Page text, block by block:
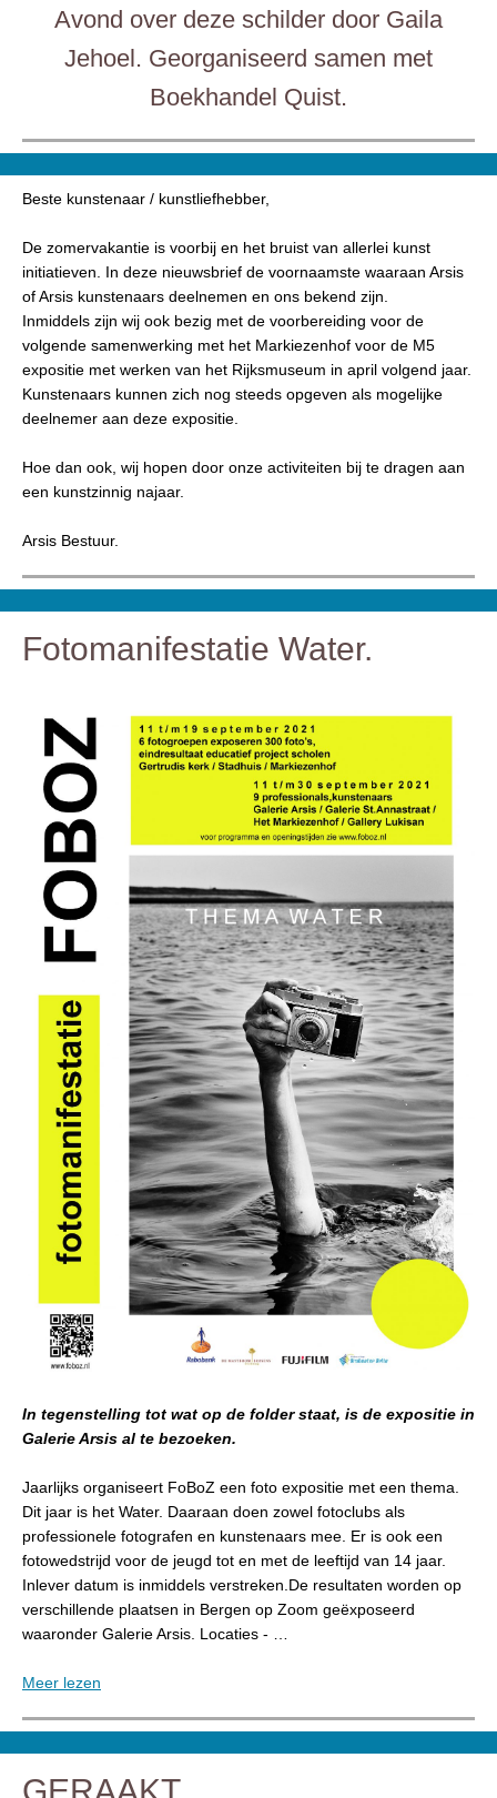
Avond over deze schilder door Gaila
Jehoel. Georganiseerd samen met
Boekhandel Quist.
Beste kunstenaar / kunstliefhebber,
De zomervakantie is voorbij en het bruist van allerlei kunst
initiatieven. In deze nieuwsbrief de voornaamste waaraan Arsis
of Arsis kunstenaars deelnemen en ons bekend zijn.
Inmiddels zijn wij ook bezig met de voorbereiding voor de
volgende samenwerking met het Markiezenhof voor de M5
expositie met werken van het Rijksmuseum in april volgend jaar.
Kunstenaars kunnen zich nog steeds opgeven als mogelijke
deelnemer aan deze expositie.
Hoe dan ook, wij hopen door onze activiteiten bij te dragen aan
een kunstzinnig najaar.
Arsis Bestuur.
Fotomanifestatie Water.
In tegenstelling tot wat op de folder staat, is de expositie in
Galerie Arsis al te bezoeken.
Jaarlijks organiseert FoBoZ een foto expositie met een thema.
Dit jaar is het Water. Daaraan doen zowel fotoclubs als
professionele fotografen en kunstenaars mee. Er is ook een
fotowedstrijd voor de jeugd tot en met de leeftijd van 14 jaar.
Inlever datum is inmiddels verstreken.De resultaten worden op
verschillende plaatsen in Bergen op Zoom geëxposeerd
waaronder Galerie Arsis. Locaties - …
Meer lezen